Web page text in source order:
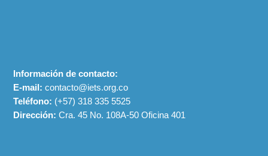
Información de contacto:
E-mail: contacto@iets.org.co
Teléfono: (+57)318 335 5525
Dirección: Cra. 45 No. 108A-50 Oficina 401